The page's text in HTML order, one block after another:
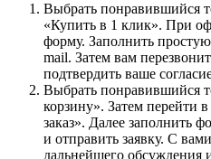
Выбрать понравившийся
«Купить в 1 клик». При
форму. Заполнить
mail. Затем вам
подтвердить ваше
Выбрать понравившийся
корзину». Затем перейти
заказ». Далее заполнить
и отправить заявку. С
дальнейшего обсуждения